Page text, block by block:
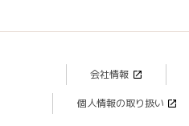
会社情報
個人情報の取り扱い